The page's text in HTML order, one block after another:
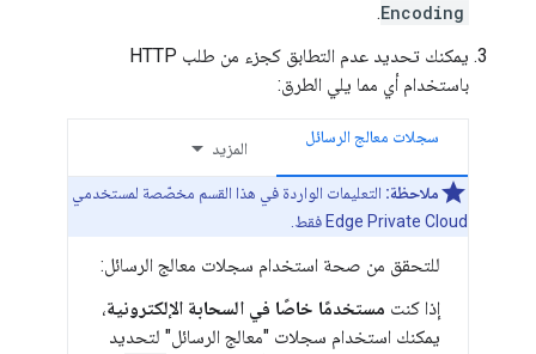
Encoding
.
يمكنك تحديد عدم التطابق كجزء من طلب HTTP
باستخدام أي مما يلي الطرق:
سجلات معالج الرسائل
المزيد
ملاحظة: التعليمات الواردة في هذا القسم مخصّصة لمستخدمي
Edge Private Cloud فقط.
للتحقق من صحة استخدام سجلات معالج الرسائل:
إذا كنت مستخدمًا خاصًا في السحابة الإلكترونية،
يمكنك استخدام سجلات "معالج الرسائل" لتحديد